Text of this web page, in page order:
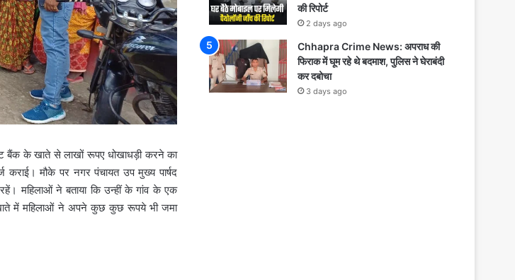
बैंक के खाते से लाखों रूपए धोखाधड़ी करने का
मौके पर नगर पंचायत उप मुख्य पार्षद
रहें। महिलाओं ने बताया कि उन्हीं के गांव के एक
में महिलाओं ने अपने कुछ कुछ रूपये भी जमा
की रिपोर्ट
2 days ago
Chhapra Crime News: अपराध की
फिराक में घूम रहे थे बदमाश, पुलिस ने घेराबंदी
कर दबोचा
3 days ago